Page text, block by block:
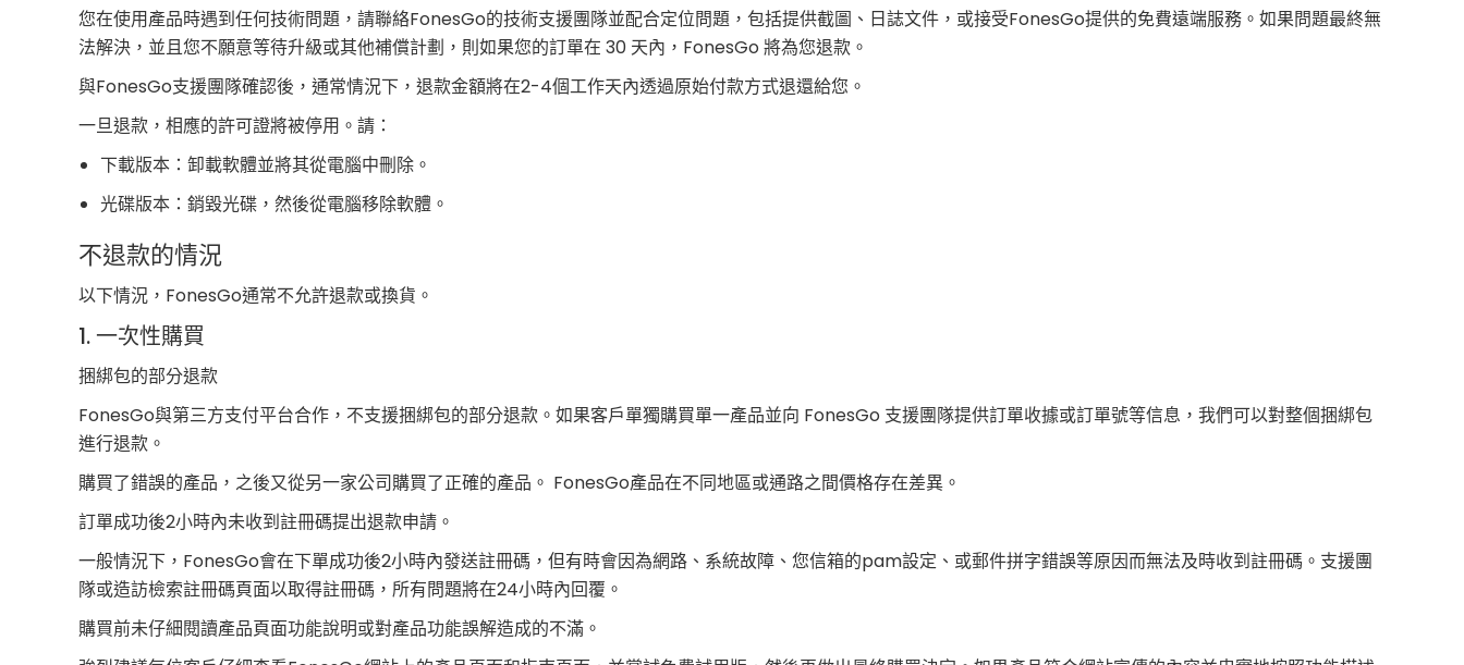
您在使用產品時遇到任何技術問題，請聯絡FonesGo的技術支援團隊並配合定位問題，包括提供截圖、日誌文件，或接受FonesGo提供的免費遠端服務。如果問題最終無
法解決，並且您不願意等待升級或其他補償計劃，則如果您的訂單在 30 天內，FonesGo 將為您退款。
與FonesGo支援團隊確認後，通常情況下，退款金額將在2-4個工作天內透過原始付款方式退還給您。
一旦退款，相應的許可證將被停用。請：
下載版本：卸載軟體並將其從電腦中刪除。
光碟版本：銷毀光碟，然後從電腦移除軟體。
不退款的情況
以下情況，FonesGo通常不允許退款或換貨。
1. 一次性購買
捆綁包的部分退款
FonesGo與第三方支付平台合作，不支援捆綁包的部分退款。如果客戶單獨購買單一產品並向 FonesGo 支援團隊提供訂單收據或訂單號等信息，我們可以對整個捆綁包
進行退款。
購買了錯誤的產品，之後又從另一家公司購買了正確的產品。 FonesGo產品在不同地區或通路之間價格存在差異。
訂單成功後2小時內未收到註冊碼提出退款申請。
一般情況下，FonesGo會在下單成功後2小時內發送註冊碼，但有時會因為網路、系統故障、您信箱的pam設定、或郵件拼字錯誤等原因而無法及時收到註冊碼。支援團
隊或造訪檢索註冊碼頁面以取得註冊碼，所有問題將在24小時內回覆。
購買前未仔細閱讀產品頁面功能說明或對產品功能誤解造成的不滿。